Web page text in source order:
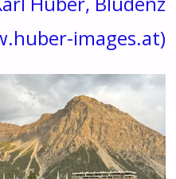
images.at)